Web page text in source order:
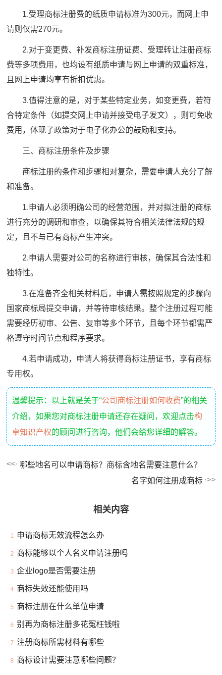
1.受理商标注册费的纸质申请标准为300元，而网上申
请则仅需270元。
2.对于变更费、补发商标注册证费、受理转让注册商标
费等多项费用，也均设有纸质申请与网上申请的双重标准，
且网上申请均享有折扣优惠。
3.值得注意的是，对于某些特定业务，如变更费，若符
合特定条件（如提交网上申请并接受电子发文），则可免收
费用，体现了政策对于电子化办公的鼓励和支持。
三、商标注册条件及步骤
商标注册的条件和步骤相对复杂，需要申请人充分了解
和准备。
1.申请人必须明确公司的经营范围，并对拟注册的商标
进行充分的调研和审查，以确保其符合相关法律法规的规
定，且不与已有商标产生冲突。
2.申请人需要对公司的名称进行审核，确保其合法性和
独特性。
3.在准备齐全相关材料后，申请人需按照规定的步骤向
国家商标局提交申请，并等待审核结果。整个注册过程可能
需要经历初审、公告、复审等多个环节，且每个环节都需严
格遵守时间节点和程序要求。
4.若申请成功，申请人将获得商标注册证书，享有商标
专用权。
温馨提示：以上就是关于“公司商标注册如何收费”的相关
介绍，如果您对商标注册申请还存在疑问，欢迎点击构
卓知识产权的顾问进行咨询，他们会给您详细的解答。
哪些地名可以申请商标？商标含地名需要注意什么？
名字如何注册成商标
相关内容
1 申请商标无效流程怎么办
2 商标能够以个人名义申请注册吗
3 企业logo是否需要注册
4 商标失效还能使用吗
5 商标注册在什么单位申请
6 别再为商标注册多花冤枉钱啦
7 注册商标所需材料有哪些
8 商标设计需要注意哪些问题？